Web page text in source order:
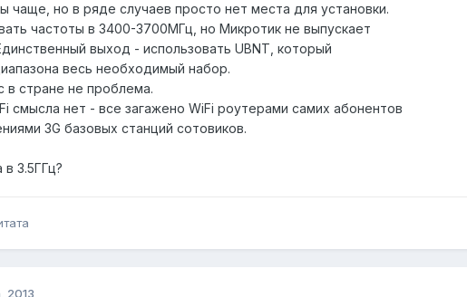
чаще, но в ряде случаев просто нет места для установки.
частоты в 3400-3700МГц, но Микротик не выпускает
выход - использовать UBNT, который
весь необходимый набор.
в стране не проблема.
смысла нет - все загажено WiFi роутерами самих абонентов
3G базовых станций сотовиков.
3.5ГГц?
2013